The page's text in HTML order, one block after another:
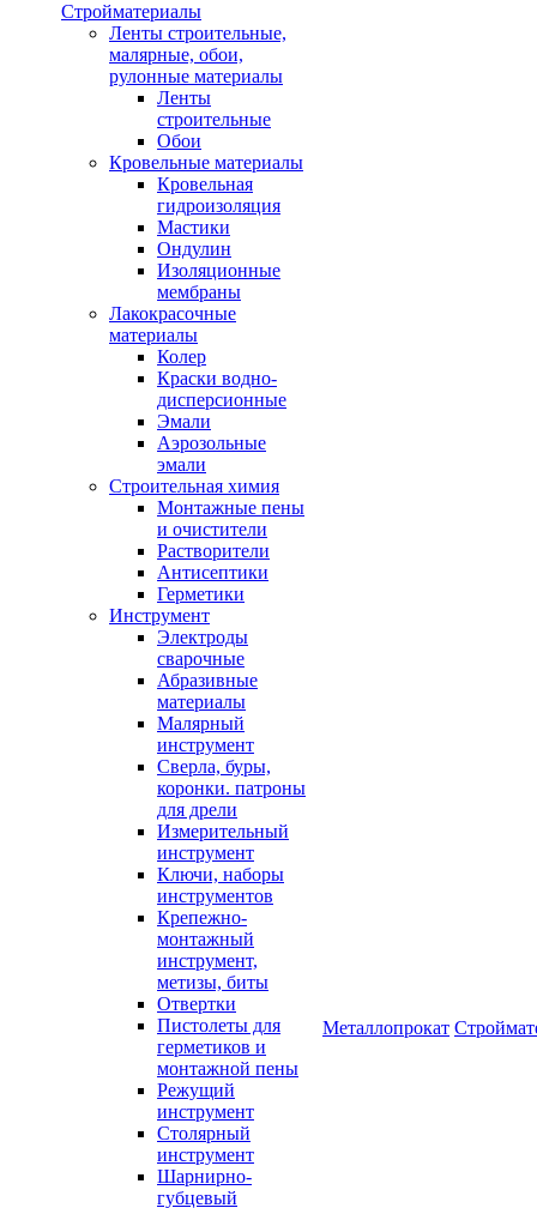
Стройматериалы
Ленты строительные,
малярные, обои,
рулонные материалы
Ленты
строительные
Обои
Кровельные материалы
Кровельная
гидроизоляция
Мастики
Ондулин
Изоляционные
мембраны
Лакокрасочные
материалы
Колер
Краски водно-
дисперсионные
Эмали
Аэрозольные
эмали
Строительная химия
Монтажные пены
и очистители
Растворители
Антисептики
Герметики
Инструмент
Электроды
сварочные
Абразивные
материалы
Малярный
инструмент
Сверла, буры,
коронки. патроны
для дрели
Измерительный
инструмент
Ключи, наборы
инструментов
Крепежно-
монтажный
инструмент,
метизы, биты
Отвертки
Пистолеты для
герметиков и
монтажной пены
Режущий
инструмент
Столярный
инструмент
Шарнирно-
губцевый
Металлопрокат